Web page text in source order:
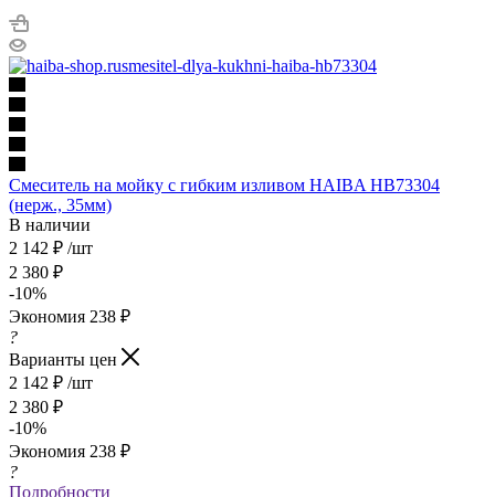
Смеситель на мойку с гибким изливом HAIBA HB73304
(нерж., 35мм)
В наличии
2 142 ₽ /шт
2 380 ₽
-10%
Экономия 238 ₽
?
Варианты цен
2 142 ₽ /шт
2 380 ₽
-10%
Экономия 238 ₽
?
Подробности